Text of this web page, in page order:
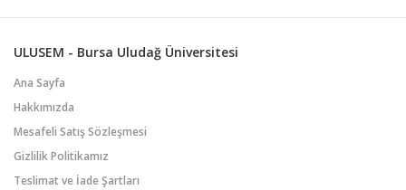
ULUSEM - Bursa Uludağ Üniversitesi
Ana Sayfa
Hakkımızda
Mesafeli Satış Sözleşmesi
Gizlilik Politikamız
Teslimat ve İade Şartları